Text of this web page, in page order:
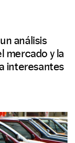
análisis
mercado y la
interesantes